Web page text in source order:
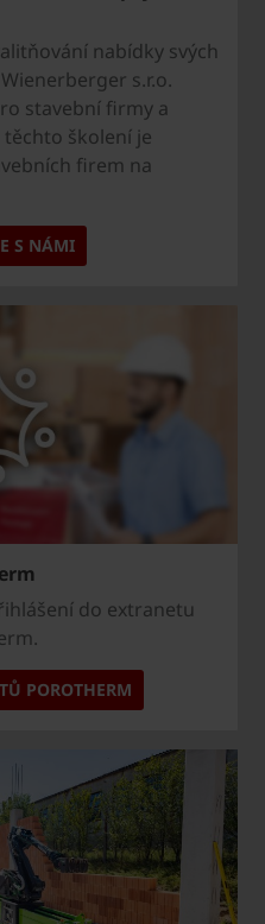
nabídky svých
s.r.o.
stavební firmy a
školení je
firem na
S NÁMI
do extranetu
POROTHERM